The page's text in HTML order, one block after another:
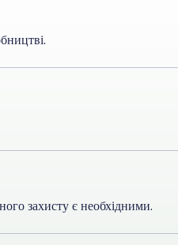
захисту є необхідними.